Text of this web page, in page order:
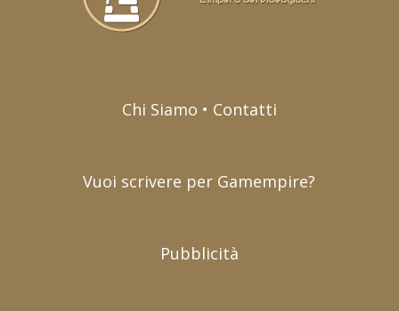
Chi Siamo • Contatti
Vuoi scrivere per Gamempire?
Pubblicità